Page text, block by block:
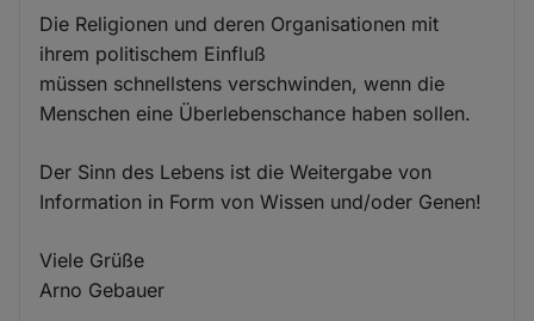
Die Religionen und deren Organisationen mit
ihrem politischem Einfluß
müssen schnellstens verschwinden, wenn die
Menschen eine Überlebenschance haben sollen.
Der Sinn des Lebens ist die Weitergabe von
Information in Form von Wissen und/oder Genen!
Viele Grüße
Arno Gebauer